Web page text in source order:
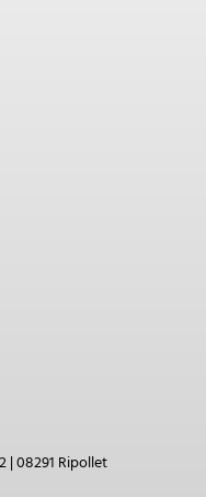
| 08291 Ripollet